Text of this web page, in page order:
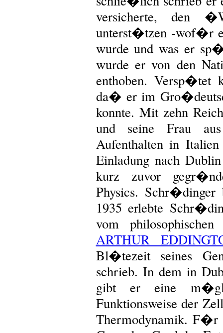
versicherte, den
unterst�tzen -wof�r
wurde und was er
wurde er von den
enthoben. Versp�tet
da� er im
konnte. Mit zehn
und seine Frau
Aufenthalten in
Einladung nach
kurz zuvor
Physics.
1935 erlebte
vom
ARTHUR
Bl�tezeit seines
schrieb. In dem in
gibt er eine
Funktionsweise der
Thermodynamik. F�r